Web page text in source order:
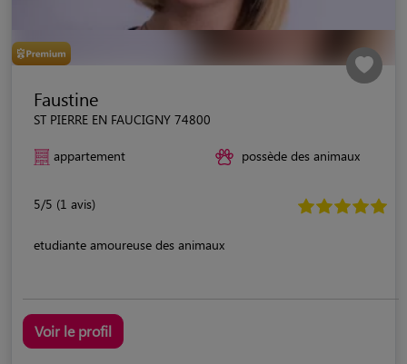
Faustine
ST PIERRE EN FAUCIGNY 74800
appartement possède des animaux
5/5 (1 avis)
etudiante amoureuse des animaux
Voir le profil